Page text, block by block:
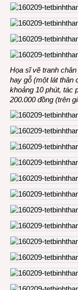
Họa sĩ vẽ tranh
hay gỗ (một lát thân
khoảng 10 phút, tác
200.000 đồng (trên